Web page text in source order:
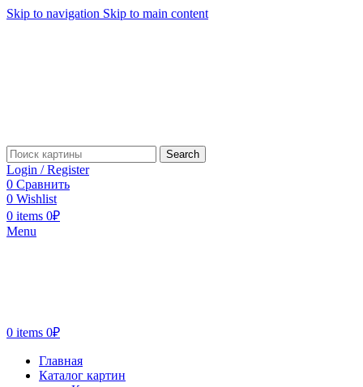
Skip to navigation Skip to main content
Search
Login / Register
0 Сравнить
0 Wishlist
0 items 0₽
Menu
0 items 0₽
Главная
Каталог картин